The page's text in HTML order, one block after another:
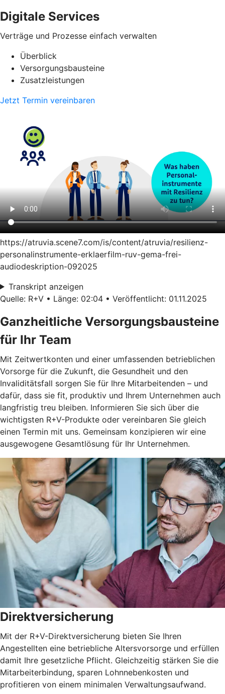
Digitale Services
Verträge und Prozesse einfach verwalten
Überblick
Versorgungsbausteine
Zusatzleistungen
Jetzt Termin vereinbaren
https://atruvia.scene7.com/is/content/atruvia/resilienz-
personalinstrumente-erklaerfilm-ruv-gema-frei-
audiodeskription-092025
Transkript anzeigen
Quelle: R+V • Länge: 02:04 • Veröffentlicht: 01.11.2025
Ganzheitliche Versorgungsbausteine
für Ihr Team
Mit Zeitwertkonten und einer umfassenden betrieblichen
Vorsorge für die Zukunft, die Gesundheit und den
Invaliditätsfall sorgen Sie für Ihre Mitarbeitenden – und
dafür, dass sie fit, produktiv und Ihrem Unternehmen auch
langfristig treu bleiben. Informieren Sie sich über die
wichtigsten R+V-Produkte oder vereinbaren Sie gleich
einen Termin mit uns. Gemeinsam konzipieren wir eine
ausgewogene Gesamtlösung für Ihr Unternehmen.
Direktversicherung
Mit der R+V-Direktversicherung bieten Sie Ihren
Angestellten eine betriebliche Altersvorsorge und erfüllen
damit Ihre gesetzliche Pflicht. Gleichzeitig stärken Sie die
Mitarbeiterbindung, sparen Lohnnebenkosten und
profitieren von einem minimalen Verwaltungsaufwand.